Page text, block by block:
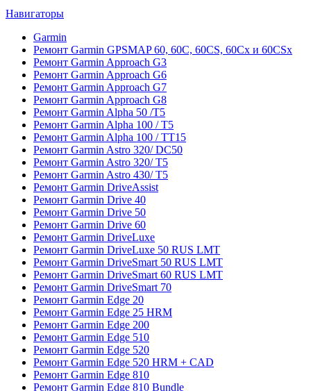
Навигаторы
Garmin
Ремонт Garmin GPSMAP 60, 60C, 60CS, 60Cx и 60CSx
Ремонт Garmin Approach G3
Ремонт Garmin Approach G6
Ремонт Garmin Approach G7
Ремонт Garmin Approach G8
Ремонт Garmin Alpha 50 /T5
Ремонт Garmin Alpha 100 / T5
Ремонт Garmin Alpha 100 / TT15
Ремонт Garmin Astro 320/ DC50
Ремонт Garmin Astro 320/ T5
Ремонт Garmin Astro 430/ T5
Ремонт Garmin DriveAssist
Ремонт Garmin Drive 40
Ремонт Garmin Drive 50
Ремонт Garmin Drive 60
Ремонт Garmin DriveLuxe
Ремонт Garmin DriveLuxe 50 RUS LMT
Ремонт Garmin DriveSmart 50 RUS LMT
Ремонт Garmin DriveSmart 60 RUS LMT
Ремонт Garmin DriveSmart 70
Ремонт Garmin Edge 20
Ремонт Garmin Edge 25 HRM
Ремонт Garmin Edge 200
Ремонт Garmin Edge 510
Ремонт Garmin Edge 520
Ремонт Garmin Edge 520 HRM + CAD
Ремонт Garmin Edge 810
Ремонт Garmin Edge 810 Bundle